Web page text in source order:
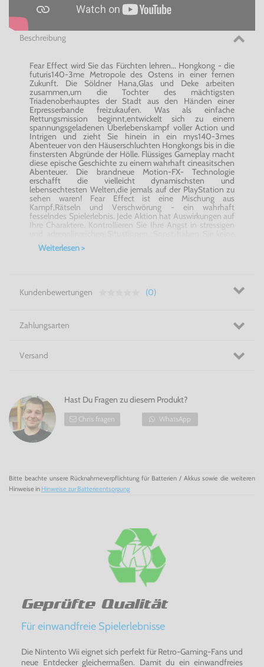
Beschreibung
Fear Effect wird Sie das Fürchten lehren... Hongkong - die
futuris140-3me Metropole des Ostens in einer fernen
Zukunft. Die Söldner Hana,Glas und Deke arbeiten
zusammen,um die Tochter des mächtigsten
Triadenoberhauptes der Stadt aus den Händen einer
Erpresserbande freizukaufen. Was als einfache
Rettungsmission beginnt,entwickelt sich zu einem
spannungsgeladenen Überlebenskampf voller Action und
Intrigen und zieht Sie hinein in ein mys140-3mes
Abenteuer von den Häuserschluchten Hongkongs bis in die
finstersten Abgründe der Hölle. Flüssiges Gameplay macht
diese epische Geschichte zu einem wahrhaft cineasitschen
Abenteuer. Die brandneue Motion-FX- Technologie
erschafft die vielleicht dynamischsten und
lebensechtesten Welten,die jemals auf der PlayStation zu
sehen waren! Fear Effect ist eine Mischung aus
Kampf,Rätseln und Verschwörung - ein wahrhaft
fesselndes Spielerlebnis. Jede Aktion hat Auswirkungen auf
Ihre Charaktere. Kontrollieren Sie Ihre Angst in stressigen
Aussicht auf Erfolg. FEATURES: - Flüssiges Gameplay
macht diese epische Geschichte zu einem wahrhaft
sehen waren - Fear Effect ist eine Mischung aus
Kampf,Rätseln und Verschwö- rung - ein wahrhaft
Stressigen und adrenalinreichen Situa- tionen. Sonst
haben Sie keine Aussicht auf Erfolg - Komplett in Deutsch
Weiterlesen >
Kundenbewertungen (0)
Zahlungsarten
Versand
Hast Du Fragen zu diesem Produkt?
Chris fragen WhatsApp
Bitte beachte unsere Rücknahmeverpflichtung für Batterien / Akkus sowie die weiteren
Hinweise in Hinweise zur Batterieentsorgung
Geprüfte Qualität
Für einwandfreie Spielerlebnisse
Die Nintento Wii eignet sich perfekt für Retro-Gaming-Fans und
neue Entdecker gleichermaßen. Damit du ein einwandfreies